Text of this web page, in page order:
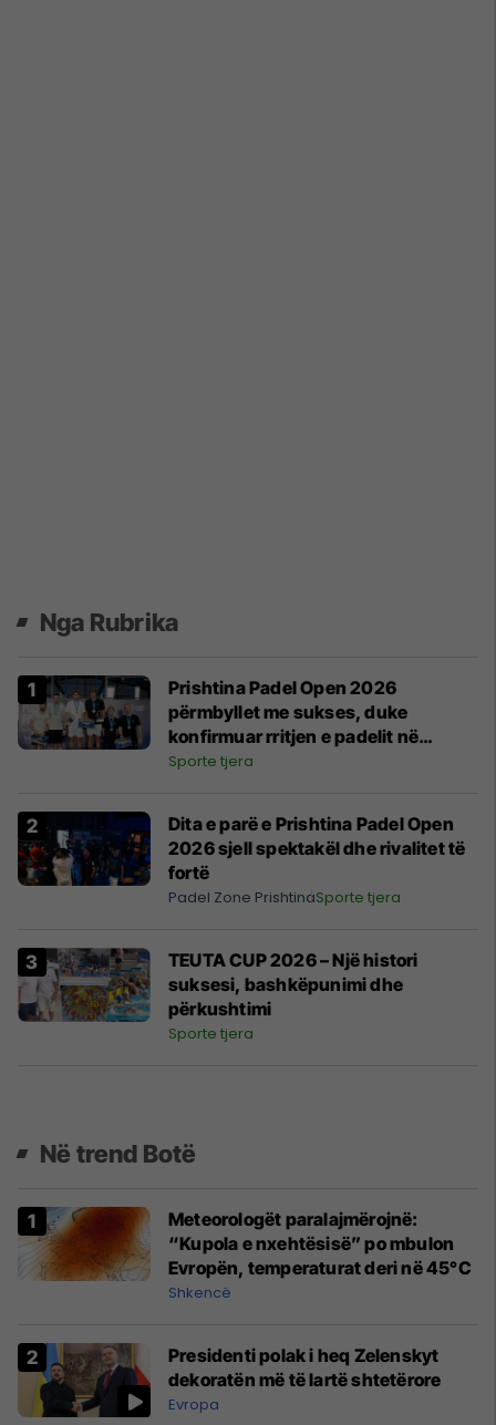
Nga Rubrika
Prishtina Padel Open 2026
përmbyllet me sukses, duke
konfirmuar rritjen e padelit në
Kosovë
Sporte tjera
Dita e parë e Prishtina Padel Open
2026 sjell spektakël dhe rivalitet të
fortë
Padel Zone PrishtinaSporte tjera
TEUTA CUP 2026 – Një histori
suksesi, bashkëpunimi dhe
përkushtimi
Sporte tjera
Në trend Botë
Meteorologët paralajmërojnë:
“Kupola e nxehtësisë” po mbulon
Evropën, temperaturat deri në 45°C
Shkencë
Presidenti polak i heq Zelenskyt
dekoratën më të lartë shtetërore
Evropa